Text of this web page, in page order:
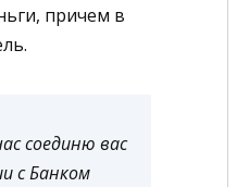
причем в
соединю вас
с Банком